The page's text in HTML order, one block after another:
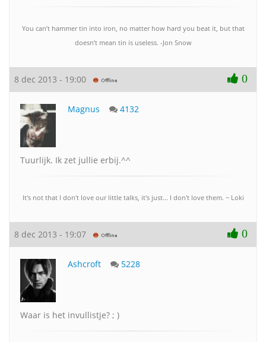
You can’t hammer tin into iron, no matter how hard you beat it, but that
doesn’t mean tin is useless. -Jon Snow
8 dec 2013 - 19:00 0
Magnus 4132
Tuurlijk. Ik zet jullie erbij.^^
It's not that I don't love our little talks, it's just... I don't love them. ~ Loki
8 dec 2013 - 19:07 0
Ashcroft 5228
Waar is het invullistje? ; )